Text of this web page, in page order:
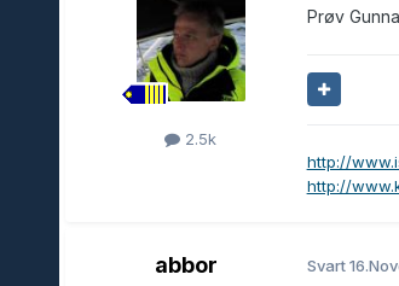
2.5k
Prøv
http://
http://
abbor Svart